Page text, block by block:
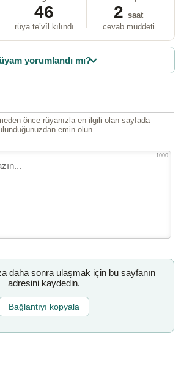
46
rüya te’vîl kılındı
2 saat
cevab müddeti
yorumlandı mı?
önce rüyanızla en ilgili olan sayfada
emin olun.
1000
daha sonra ulaşmak için bu sayfanın
adresini kaydedin.
Bağlantıyı kopyala